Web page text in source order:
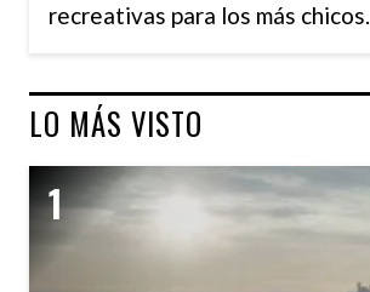
recreativas para los más chicos.
LO MÁS VISTO